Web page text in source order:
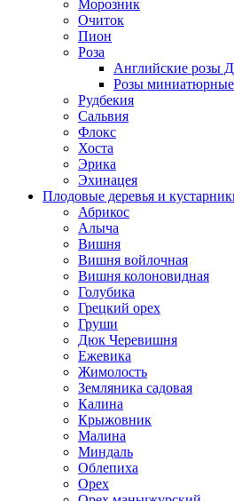
Морозник
Очиток
Пион
Роза
Английские розы
Розы миниатюрные
Рудбекия
Сальвия
Флокс
Хоста
Эрика
Эхинацея
Плодовые деревья и
Абрикос
Алыча
Вишня
Вишня войлочная
Вишня колоновидная
Голубика
Грецкий орех
Груши
Дюк Черевишня
Ежевика
Жимолость
Земляника садовая
Калина
Крыжовник
Малина
Миндаль
Облепиха
Орех